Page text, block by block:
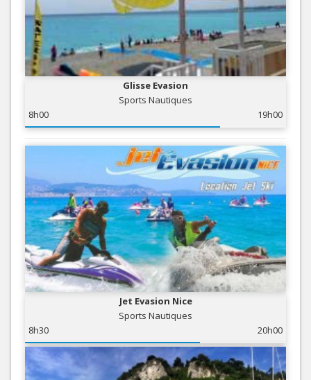
Glisse Evasion
Sports Nautiques
8h00
19h00
Jet Evasion Nice
Sports Nautiques
8h30
20h00